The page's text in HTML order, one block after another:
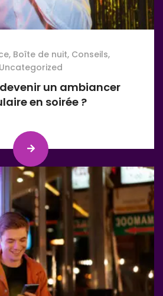
, Boîte de nuit, Conseils,
Uncategorized
un ambiancer
en soirée ?